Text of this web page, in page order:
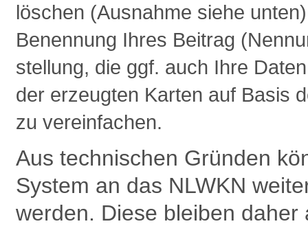
löschen (Ausnahme siehe
Benennung Ihres Beitrag
stellung, die ggf. auch Ihre
der erzeugten Karten auf Basis
zu vereinfachen.
Aus technischen Gründen
System an das NLWKN
werden. Diese bleiben